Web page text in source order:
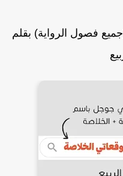
فصول الرواية) بقلم